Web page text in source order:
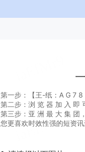
第一步：【王-纸：A G 7 8
第二步：浏 览 器 加 入 即
第三步：亚 洲 最 大 集 团
您更喜欢时效性强的短资